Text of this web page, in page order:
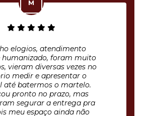
elogios, atendimento
humanizado, foram muito
vieram diversas vezes no
medir e apresentar o
até batermos o martelo.
pronto no prazo, mas
segurar a entrega pra
meu espaço ainda não